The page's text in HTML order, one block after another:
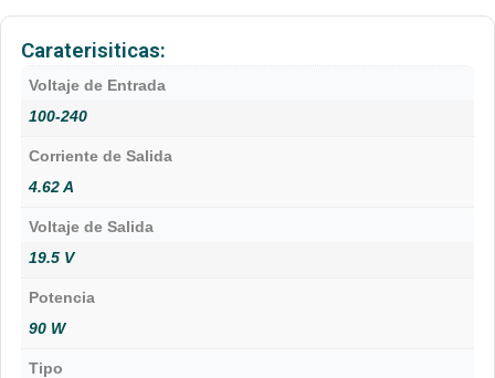
Caraterisiticas:
Voltaje de Entrada
100-240
Corriente de Salida
4.62 A
Voltaje de Salida
19.5 V
Potencia
90 W
Tipo